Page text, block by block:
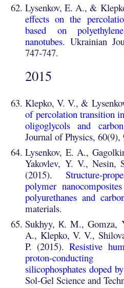
Lysenkov, E. A., &
effects on the
based on
nanotubes. Ukrainian
747-747.
2015
Klepko, V. V., &
of percolation transition
oligoglycols and
Journal of Physics, 60(9),
Lysenkov, E. A.,
Yakovlev, Y. V.,
(2015).Structure-
polymer
polyurethanes and
materials.
Sukhyy, К. M., Gomza,
A., Klepko, V. V.,
P. (2015). Resistive
proton-conducting
silicophosphates doped
Sol-Gel Science and